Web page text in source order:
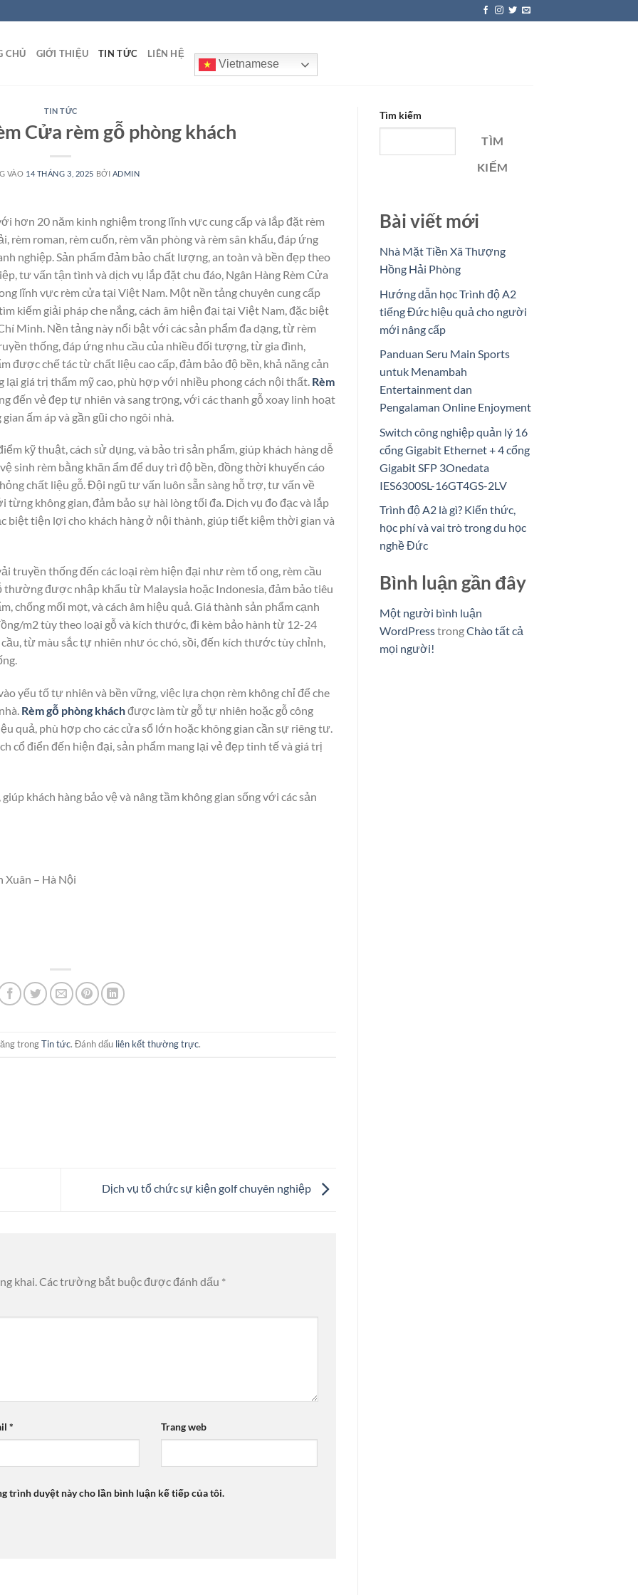
CHỦ GIỚI THIỆU TIN TỨC LIÊN HỆ
Vietnamese
TIN TỨC
Cửa rèm gỗ phòng khách
VÀO 14 THÁNG 3, 2025 BỞI ADMIN
hơn 20 năm kinh nghiệm trong lĩnh vực cung cấp và lắp đặt rèm
rèm roman, rèm cuốn, rèm văn phòng và rèm sân khấu, đáp ứng
nghiệp. Sản phẩm đảm bảo chất lượng, an toàn và bền đẹp theo
tư vấn tận tình và dịch vụ lắp đặt chu đáo, Ngân Hàng Rèm Cửa
lĩnh vực rèm cửa tại Việt Nam. Một nền tảng chuyên cung cấp
kiếm giải pháp che nắng, cách âm hiện đại tại Việt Nam, đặc biệt
Minh. Nền tảng này nổi bật với các sản phẩm đa dạng, từ rèm
thống, đáp ứng nhu cầu của nhiều đối tượng, từ gia đình,
được chế tác từ chất liệu cao cấp, đảm bảo độ bền, khả năng cản
giá trị thẩm mỹ cao, phù hợp với nhiều phong cách nội thất. Rèm
đến vẻ đẹp tự nhiên và sang trọng, với các thanh gỗ xoay linh hoạt
ấm áp và gần gũi cho ngôi nhà.
kỹ thuật, cách sử dụng, và bảo trì sản phẩm, giúp khách hàng dễ
sinh rèm bằng khăn ẩm để duy trì độ bền, đồng thời khuyến cáo
chất liệu gỗ. Đội ngũ tư vấn luôn sẵn sàng hỗ trợ, tư vấn về
không gian, đảm bảo sự hài lòng tối đa. Dịch vụ đo đạc và lắp
biệt tiện lợi cho khách hàng ở nội thành, giúp tiết kiệm thời gian và
truyền thống đến các loại rèm hiện đại như rèm tổ ong, rèm cầu
thường được nhập khẩu từ Malaysia hoặc Indonesia, đảm bảo tiêu
chống mối mọt, và cách âm hiệu quả. Giá thành sản phẩm cạnh
m2 tùy theo loại gỗ và kích thước, đi kèm bảo hành từ 12-24
từ màu sắc tự nhiên như óc chó, sồi, đến kích thước tùy chỉnh,
yếu tố tự nhiên và bền vững, việc lựa chọn rèm không chỉ để che
Rèm gỗ phòng kháchđược làm từ gỗ tự nhiên hoặc gỗ công
quả, phù hợp cho các cửa sổ lớn hoặc không gian cần sự riêng tư.
cổ điển đến hiện đại, sản phẩm mang lại vẻ đẹp tinh tế và giá trị
khách hàng bảo vệ và nâng tầm không gian sống với các sản
Xuân – Hà Nội
trongTin tức. Đánh dấu liên kết thường trực.
Dịch vụ tổ chức sự kiện golf chuyên nghiệp
khai.Các trường bắt buộc được đánh dấu *
* Trang web
trình duyệt này cho lần bình luận kế tiếp của tôi.
Tìm kiếm
TÌM
KIẾM
Bài viết mới
Nhà Mặt Tiền Xã Thượng
Hồng Hải Phòng
Hướng dẫn học Trình độ A2
tiếng Đức hiệu quả cho người
mới nâng cấp
Panduan Seru Main Sports
untuk Menambah
Entertainment dan
Pengalaman Online Enjoyment
Switch công nghiệp quản lý 16
cổng Gigabit Ethernet + 4 cổng
Gigabit SFP 3Onedata
IES6300SL-16GT4GS-2LV
Trình độ A2 là gì? Kiến thức,
học phí và vai trò trong du học
nghề Đức
Bình luận gần đây
Một người bình luận
WordPresstrongChào tất cả
mọi người!